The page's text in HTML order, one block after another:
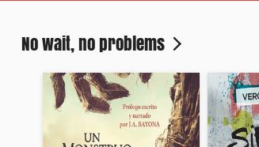
No wait, no problems